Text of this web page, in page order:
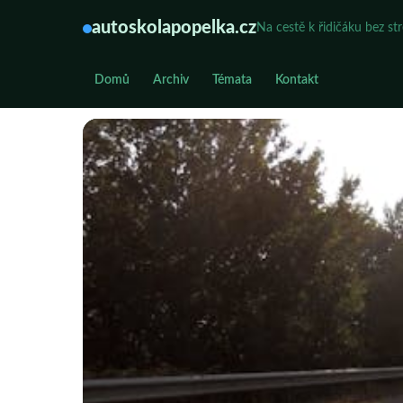
autoskolapopelka.czNa cestě k řidičáku bez
Domů Archiv Témata Kontakt